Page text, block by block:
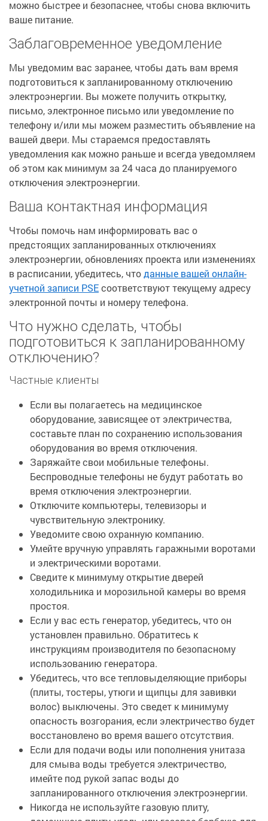
можно быстрее и безопаснее, чтобы снова включить
ваше питание.
Заблаговременное уведомление
Мы уведомим вас заранее, чтобы дать вам время
подготовиться к запланированному отключению
электроэнергии. Вы можете получить открытку,
письмо, электронное письмо или уведомление по
телефону и/или мы можем разместить объявление на
вашей двери. Мы стараемся предоставлять
уведомления как можно раньше и всегда уведомляем
об этом как минимум за 24 часа до планируемого
отключения электроэнергии.
Ваша контактная информация
Чтобы помочь нам информировать вас о
предстоящих запланированных отключениях
электроэнергии, обновлениях проекта или изменениях
в расписании, убедитесь, чтоданные вашей онлайн-
учетной записи PSEсоответствуют текущему адресу
электронной почты и номеру телефона.
Что нужно сделать, чтобы
подготовиться к запланированному
отключению?
Частные клиенты
Если вы полагаетесь на медицинское
оборудование, зависящее от электричества,
составьте план по сохранению использования
оборудования во время отключения.
Заряжайте свои мобильные телефоны.
Беспроводные телефоны не будут работать во
время отключения электроэнергии.
Отключите компьютеры, телевизоры и
чувствительную электронику.
Уведомите свою охранную компанию.
Умейте вручную управлять гаражными воротами
и электрическими воротами.
Сведите к минимуму открытие дверей
холодильника и морозильной камеры во время
простоя.
Если у вас есть генератор, убедитесь, что он
установлен правильно. Обратитесь к
инструкциям производителя по безопасному
использованию генератора.
Убедитесь, что все тепловыделяющие приборы
(плиты, тостеры, утюги и щипцы для завивки
волос) выключены. Это сведет к минимуму
опасность возгорания, если электричество будет
восстановлено во время вашего отсутствия.
Если для подачи воды или пополнения унитаза
для смыва воды требуется электричество,
имейте под рукой запас воды до
запланированного отключения электроэнергии.
Никогда не используйте газовую плиту,